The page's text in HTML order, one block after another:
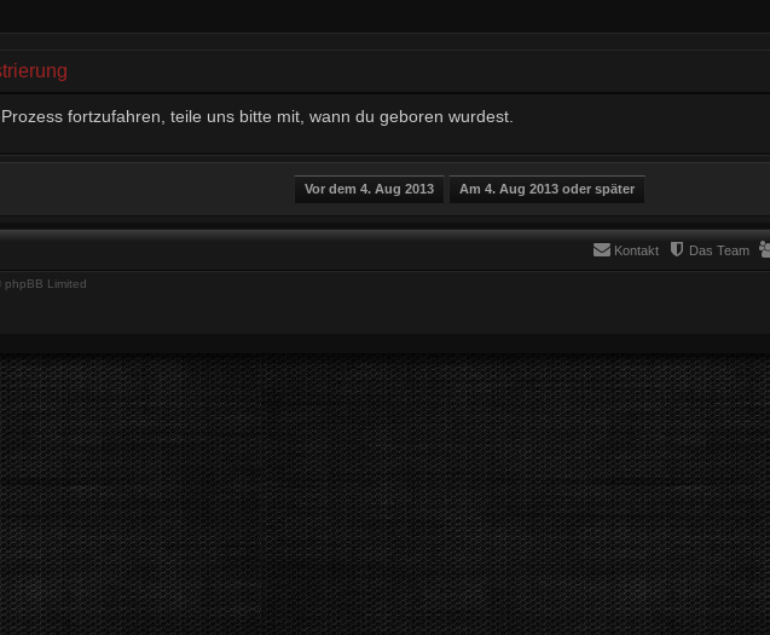
fortzufahren, teile uns bitte mit, wann du geboren wurdest.
Das Team
Kontakt
Limited